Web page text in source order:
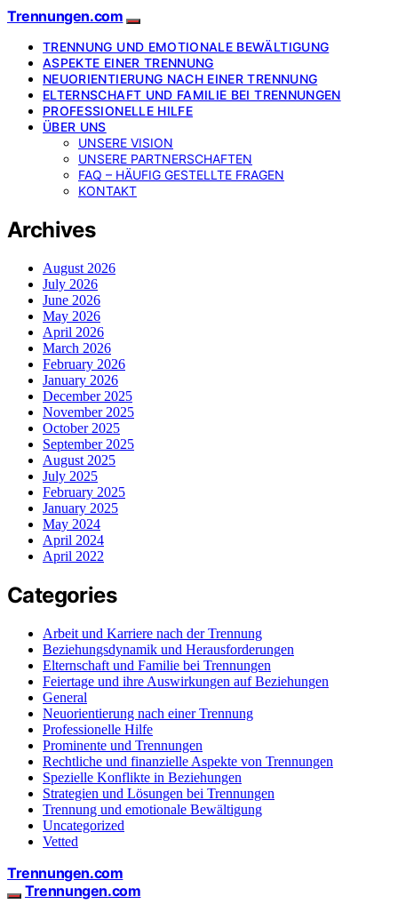
Trennungen.com
TRENNUNG UND EMOTIONALE BEWÄLTIGUNG
ASPEKTE EINER TRENNUNG
NEUORIENTIERUNG NACH EINER TRENNUNG
ELTERNSCHAFT UND FAMILIE BEI TRENNUNGEN
PROFESSIONELLE HILFE
ÜBER UNS
UNSERE VISION
UNSERE PARTNERSCHAFTEN
FAQ – HÄUFIG GESTELLTE FRAGEN
KONTAKT
Archives
August 2026
July 2026
June 2026
May 2026
April 2026
March 2026
February 2026
January 2026
December 2025
November 2025
October 2025
September 2025
August 2025
July 2025
February 2025
January 2025
May 2024
April 2024
April 2022
Categories
Arbeit und Karriere nach der Trennung
Beziehungsdynamik und Herausforderungen
Elternschaft und Familie bei Trennungen
Feiertage und ihre Auswirkungen auf Beziehungen
General
Neuorientierung nach einer Trennung
Professionelle Hilfe
Prominente und Trennungen
Rechtliche und finanzielle Aspekte von Trennungen
Spezielle Konflikte in Beziehungen
Strategien und Lösungen bei Trennungen
Trennung und emotionale Bewältigung
Uncategorized
Vetted
Trennungen.com
Trennungen.com